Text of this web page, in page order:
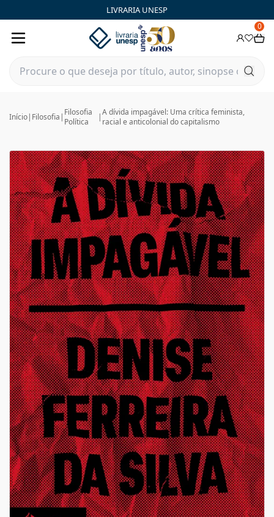
LIVRARIA UNESP
0
Início| Filosofia | Filosofia
Política
|A dívida impagável: Uma crítica feminista,
racial e anticolonial do capitalismo